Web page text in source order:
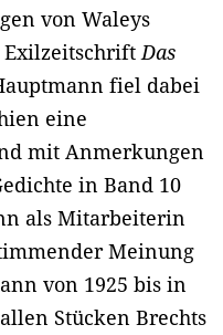
von Waleys
Exilzeitschrift Das
fiel dabei
eine
mit Anmerkungen
in Band 10
als Mitarbeiterin
Meinung
von 1925 bis in
Stücken Brechts